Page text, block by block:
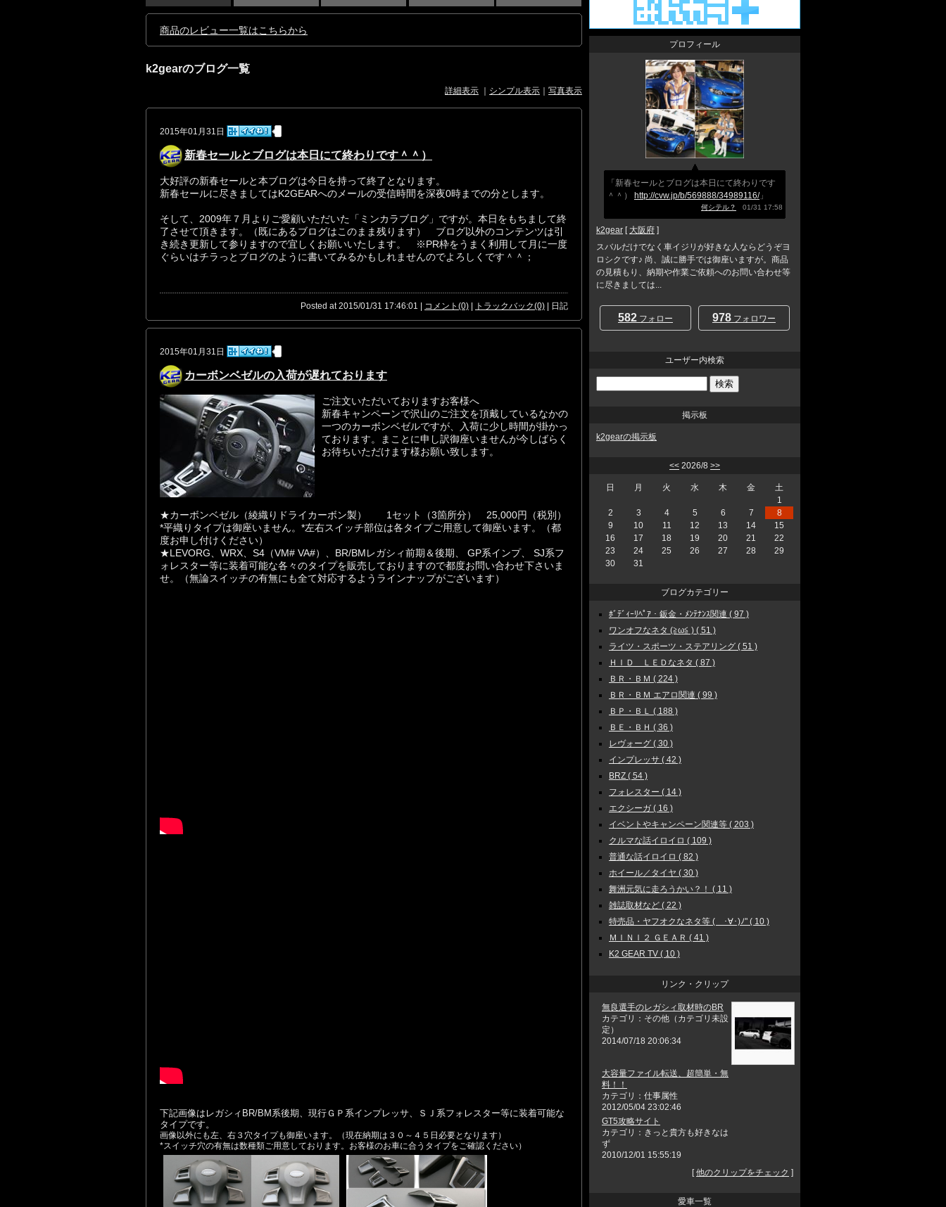
商品のレビュー一覧はこちらから
k2gearのブログ一覧
詳細表示 シンプル表示 写真表示
2015年01月31日
新春セールとブログは本日にて終わりです＾＾）
大好評の新春セールと本ブログは今日を持って終了となります。
新春セールに尽きましてはK2GEARへのメールの受信時間を深夜0時までの分とします。
そして、2009年７月よりご愛顧いただいた「ミンカラブログ」ですが。本日をもちまして終
了させて頂きます。（既にあるブログはこのまま残ります） ブログ以外のコンテンツは引
き続き更新して参りますので宜しくお願いいたします。 ※PR枠をうまく利用して月に一度
ぐらいはチラっとブログのように書いてみるかもしれませんのでよろしくです＾＾；
Posted at 2015/01/31 17:46:01 | コメント(0) | トラックバック(0) | 日記
2015年01月31日
カーボンベゼルの入荷が遅れております
ご注文いただいておりますお客様へ
新春キャンペーンで沢山のご注文を頂戴しているなかの
一つのカーボンベゼルですが、入荷に少し時間が掛かっ
ております。まことに申し訳御座いませんが今しばらく
お待ちいただけます様お願い致します。
★カーボンベゼル（綾織りドライカーボン製） 1セット（3箇所分） 25,000円（税別）
*平織りタイプは御座いません。*左右スイッチ部位は各タイプご用意して御座います。（都
度お申し付けください）
★LEVORG、WRX、S4（VM# VA#）、BR/BMレガシィ前期＆後期、 GP系インプ、 SJ系フ
ォレスター等に装着可能な各々のタイプを販売しておりますので都度お問い合わせ下さいま
せ。（無論スイッチの有無にも全て対応するようラインナップがございます）
下記画像はレガシィBR/BM系後期、現行ＧＰ系インプレッサ、ＳＪ系フォレスター等に装着可能な
タイプです。
画像以外にも左、右３穴タイプも御座います。（現在納期は３０～４５日必要となります）
*スイッチ穴の有無は数種類ご用意しております。お客様のお車に合うタイプをご確認ください）
プロフィール
「新春セールとブログは本日にて終わりです
＾＾）
http://cvw.jp/b/569888/34989116/」
何シテル？ 01/31 17:58
k2gear [ 大阪府 ]
スバルだけでなく車イジリが好きな人ならどうぞヨ
ロシクです♪ 尚、誠に勝手では御座いますが。商品
の見積もり、納期や作業ご依頼へのお問い合わせ等
に尽きましては...
582 フォロー 978 フォロワー
ユーザー内検索
掲示板
k2gearの掲示板
<< 2026/8 >>
日 月 火 水 木 金
土
1
2
3 4 5 6 7
8
9
10 11 12 13 14
15
16
17 18 19 20 21
22
23
24 25 26 27 28
29
30
31
ブログカテゴリー
ﾎﾞﾃﾞｨｰﾘﾍﾟｱ・鈑金・ﾒﾝﾃﾅﾝｽ関連 ( 97 )
ワンオフなネタ (≧ω≦ ) ( 51 )
ライツ・スポーツ・ステアリング ( 51 )
ＨＩＤ ＬＥＤなネタ ( 87 )
ＢＲ・ＢＭ ( 224 )
ＢＲ・ＢＭ エアロ関連 ( 99 )
ＢＰ・ＢＬ ( 188 )
ＢＥ・ＢＨ ( 36 )
レヴォーグ ( 30 )
インプレッサ ( 42 )
BRZ ( 54 )
フォレスター ( 14 )
エクシーガ ( 16 )
イベントやキャンペーン関連等 ( 203 )
クルマな話イロイロ ( 109 )
普通な話イロイロ ( 82 )
ホイール／タイヤ ( 30 )
舞洲元気に走ろうかい？！ ( 11 )
雑誌取材など ( 22 )
特売品・ヤフオクなネタ等 ( ･∀･)ﾉ" ( 10 )
ＭＩＮＩ２ ＧＥＡＲ ( 41 )
K2 GEAR TV ( 10 )
リンク・クリップ
無良選手のレガシィ取材時のBR
カテゴリ：その他（カテゴリ未設
定）
2014/07/18 20:06:34
大容量ファイル転送、超簡単・無
料！！
カテゴリ：仕事属性
2012/05/04 23:02:46
GT5攻略サイト
カテゴリ：きっと貴方も好きなは
ず
2010/12/01 15:55:19
[他のクリップをチェック ]
愛車一覧